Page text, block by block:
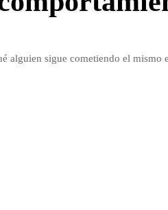
alguien sigue cometiendo el mismo